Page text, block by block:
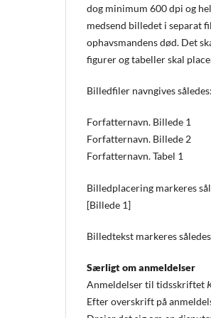
dog minimum 600 dpi og
medsend billedet i separat
ophavsmandens død. Det
figurer og tabeller skal
Billedfiler navngives således:
Forfatternavn. Billede 1
Forfatternavn. Billede 2
Forfatternavn. Tabel 1
Billedplacering markeres
[Billede 1]
Billedtekst markeres
Særligt om anmeldelser
Anmeldelser til tidsskriftet
Efter overskrift på